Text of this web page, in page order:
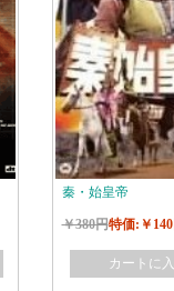
秦・始皇帝
￥380円特価:￥140
カートに